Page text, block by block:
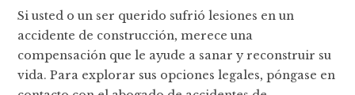
Si usted o un ser querido sufrió lesiones en un
accidente de construcción, merece una
compensación que le ayude a sanar y reconstruir su
vida. Para explorar sus opciones legales, póngase en